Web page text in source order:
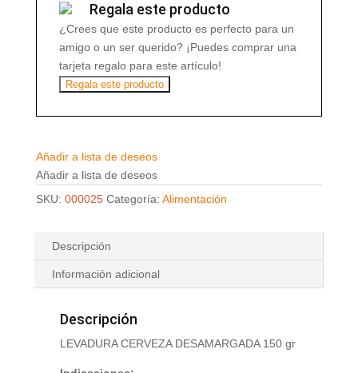
cantidad
Regala este producto
¿Crees que este producto es perfecto para un
amigo o un ser querido? ¡Puedes comprar una
tarjeta regalo para este artículo!
Regala este producto
Añadir a lista de deseos
Añadir a lista de deseos
SKU: 000025 Categoría: Alimentación
Descripción
Información adicional
Descripción
LEVADURA CERVEZA DESAMARGADA 150 gr